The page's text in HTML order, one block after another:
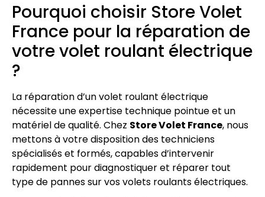
Pourquoi choisir Store Volet
France pour la réparation de
votre volet roulant électrique
?
La réparation d’un volet roulant électrique
nécessite une expertise technique pointue et un
matériel de qualité. Chez Store Volet France, nous
mettons à votre disposition des techniciens
spécialisés et formés, capables d’intervenir
rapidement pour diagnostiquer et réparer tout
type de pannes sur vos volets roulants électriques.